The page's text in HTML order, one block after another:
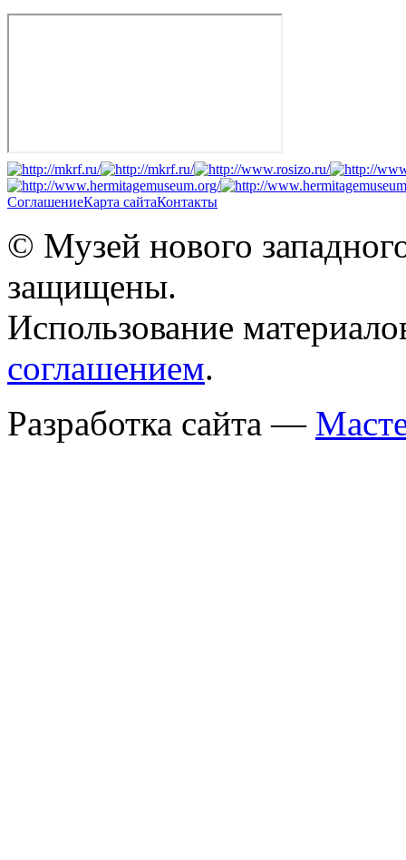
СоглашениеКарта сайтаКонтакты
© Музей нового
защищены.
Использование
соглашением.
Разработка сайта —